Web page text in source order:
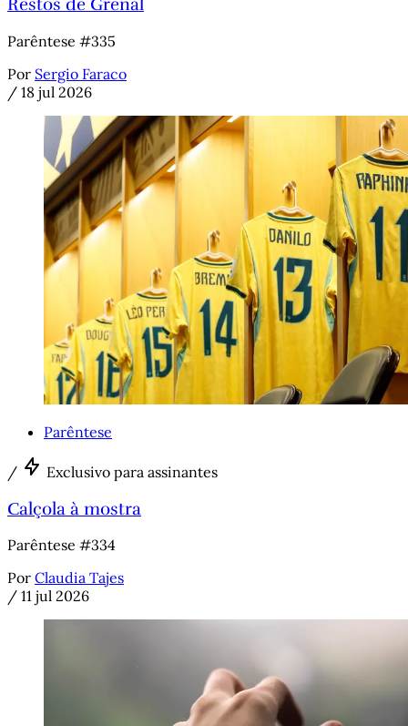
Parêntese #335
Por Sergio Faraco
/ 18 jul 2026
Parêntese
/ Exclusivo para assinantes
Calçola à mostra
Parêntese #334
Por Claudia Tajes
/ 11 jul 2026